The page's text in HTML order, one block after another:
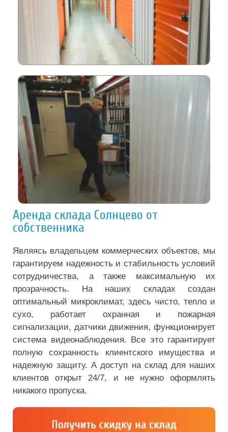
Аренда склада Солнцево от
собственника
Являясь владельцем коммерческих объектов, мы
гарантируем надежность и стабильность условий
сотрудничества, а также максимальную их
прозрачность. На наших складах создан
оптимальный микроклимат, здесь чисто, тепло и
сухо, работает охранная и пожарная
сигнализации, датчики движения, функционирует
система видеонаблюдения. Все это гарантирует
полную сохранность клиентского имущества и
надежную защиту. А доступ на склад для наших
клиентов открыт 24/7, и не нужно оформлять
никакого пропуска.